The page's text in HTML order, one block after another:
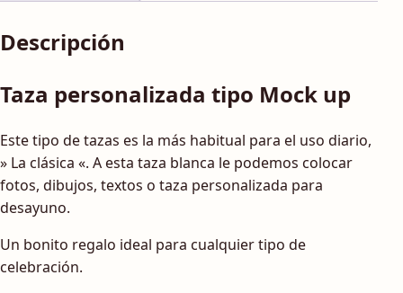
Descripción
Taza personalizada tipo Mock up
Este tipo de tazas es la más habitual para el uso diario,
» La clásica «. A esta taza blanca le podemos colocar
fotos, dibujos, textos o taza personalizada para
desayuno.
Un bonito regalo ideal para cualquier tipo de
celebración.